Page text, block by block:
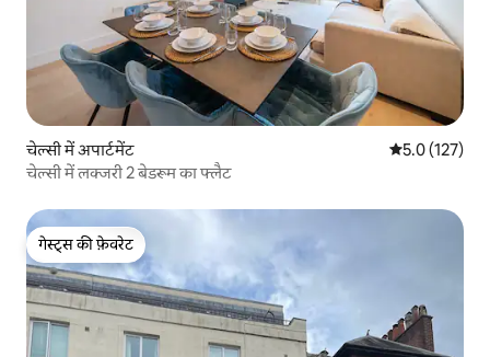
चेल्सी में अपार्टमेंट औसत रेटिंग 5 में
5.0 (127)
चेल्सी में लक्जरी 2 बेडरूम का फ्लैट
गेस्ट्स की फ़ेवरेट
गेस्ट्स की फ़ेवरेट